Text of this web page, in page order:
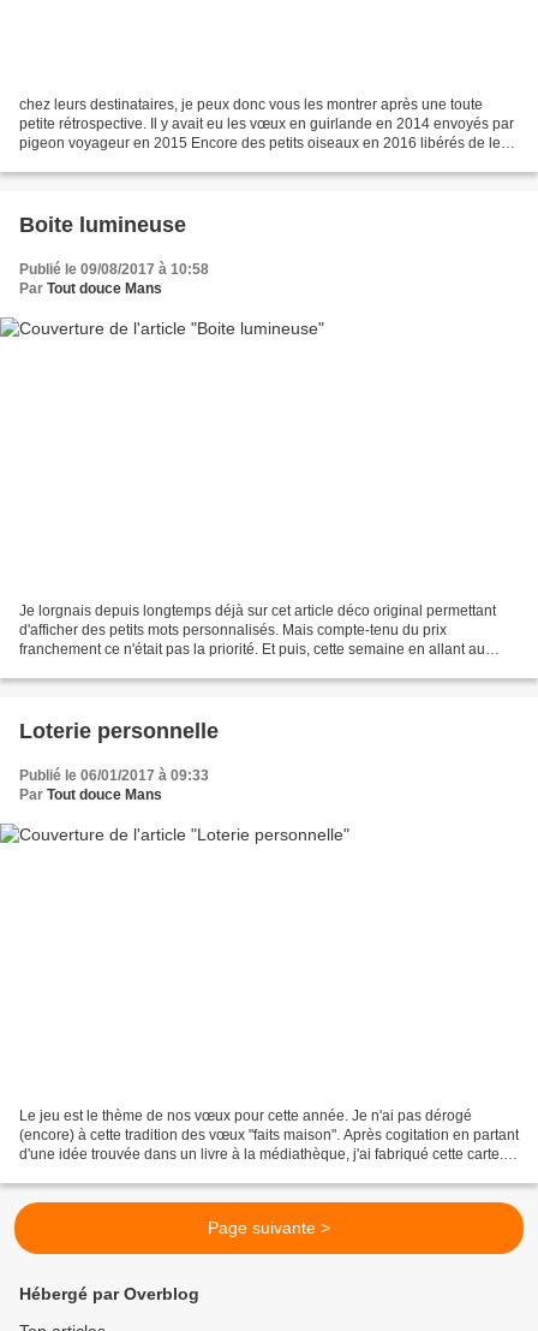
chez leurs destinataires, je peux donc vous les montrer après une toute
petite rétrospective. Il y avait eu les vœux en guirlande en 2014 envoyés par
pigeon voyageur en 2015 Encore des petits oiseaux en 2016 libérés de leur
Boite lumineuse
Publié le 09/08/2017 à 10:58
Par Tout douce Mans
Je lorgnais depuis longtemps déjà sur cet article déco original permettant
d'afficher des petits mots personnalisés. Mais compte-tenu du prix
franchement ce n'était pas la priorité. Et puis, cette semaine en allant au
Loterie personnelle
Publié le 06/01/2017 à 09:33
Par Tout douce Mans
Le jeu est le thème de nos vœux pour cette année. Je n'ai pas dérogé
(encore) à cette tradition des vœux "faits maison". Après cogitation en partant
d'une idée trouvée dans un livre à la médiathèque, j'ai fabriqué cette carte.
Page suivante >
Hébergé par Overblog